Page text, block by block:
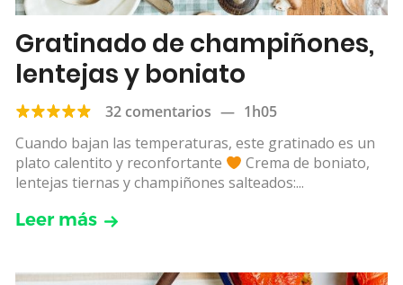
Gratinado de champiñones,
lentejas y boniato
32 comentarios — 1h05
​​Cuando bajan las temperaturas, este gratinado es un
plato calentito y reconfortante
Crema de boniato,
lentejas tiernas y champiñones salteados:...
Leer más